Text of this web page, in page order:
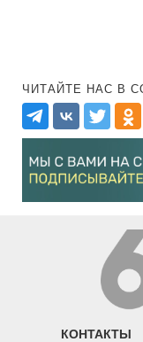
ЧИТАЙТЕ НАС В
КОНТАКТЫ